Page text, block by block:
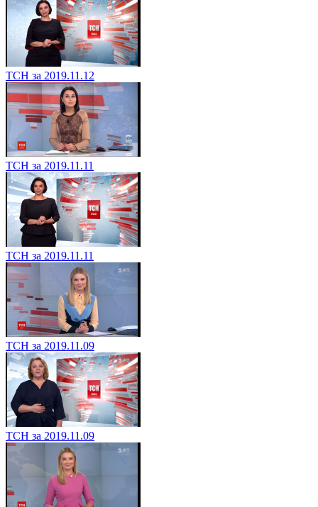
ТСН за 2019.11.12
ТСН за 2019.11.11
ТСН за 2019.11.11
ТСН за 2019.11.09
ТСН за 2019.11.09